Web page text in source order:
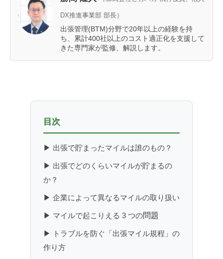
DX推進事業部 部長）
出張管理(BTM)分野で20年以上の経験を持
ち、累計400社以上のコスト適正化を支援して
きた専門家が監修、解説します。
目次
▶ 出張で貯まったマイルは誰のもの？
▶ 出張でどのくらいマイルが貯まるの
か？
▶ 企業によって異なるマイルの取り扱い
▶ マイルで起こりえる 3 つの問題
▶ トラブルを防ぐ「出張マイル規程」の
作り方